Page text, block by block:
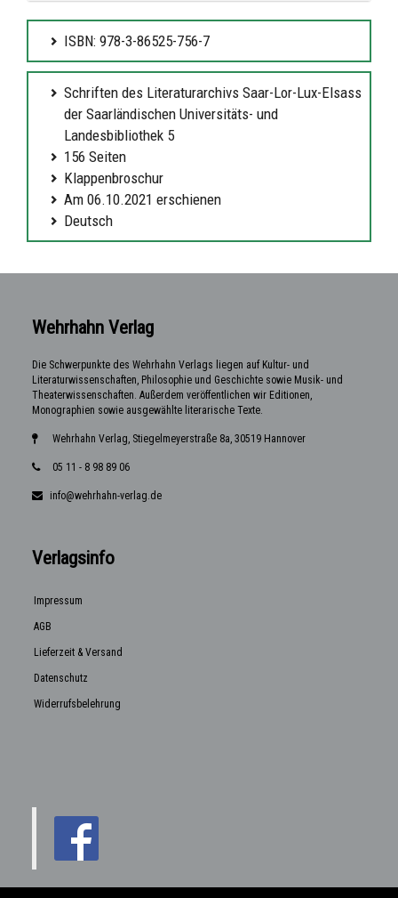
ISBN: 978-3-86525-756-7
Schriften des Literaturarchivs Saar-Lor-Lux-Elsass
der Saarländischen Universitäts- und
Landesbibliothek 5
156 Seiten
Klappenbroschur
Am 06.10.2021 erschienen
Deutsch
Wehrhahn Verlag
Die Schwerpunkte des Wehrhahn Verlags liegen auf Kultur- und
Literaturwissenschaften, Philosophie und Geschichte sowie Musik- und
Theaterwissenschaften. Außerdem veröffentlichen wir Editionen,
Monographien sowie ausgewählte literarische Texte.
Wehrhahn Verlag, Stiegelmeyerstraße 8a, 30519 Hannover
05 11 - 8 98 89 06
info@wehrhahn-verlag.de
Verlagsinfo
Impressum
AGB
Lieferzeit & Versand
Datenschutz
Widerrufsbelehrung